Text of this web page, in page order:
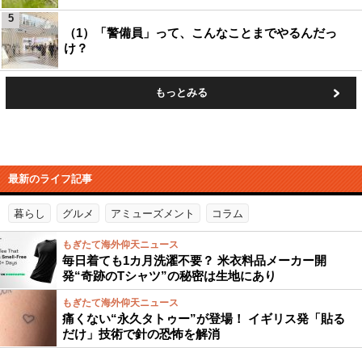
（1）「警備員」って、こんなことまでやるんだっ
け？
5
もっとみる
最新のライフ記事
暮らし グルメ アミューズメント コラム
もぎたて海外仰天ニュース
毎日着ても1カ月洗濯不要？ 米衣料品メーカー開
発“奇跡のTシャツ”の秘密は生地にあり
もぎたて海外仰天ニュース
痛くない“永久タトゥー”が登場！ イギリス発「貼る
だけ」技術で針の恐怖を解消